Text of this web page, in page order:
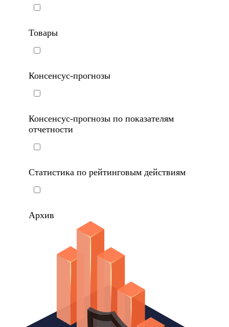
Товары
Консенсус-прогнозы
Консенсус-прогнозы по показателям
отчетности
Статистика по рейтинговым действиям
Архив